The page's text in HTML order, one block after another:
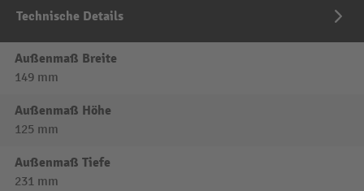
Technische Details
Außenmaß Breite
149 mm
Außenmaß Höhe
125 mm
Außenmaß Tiefe
231 mm